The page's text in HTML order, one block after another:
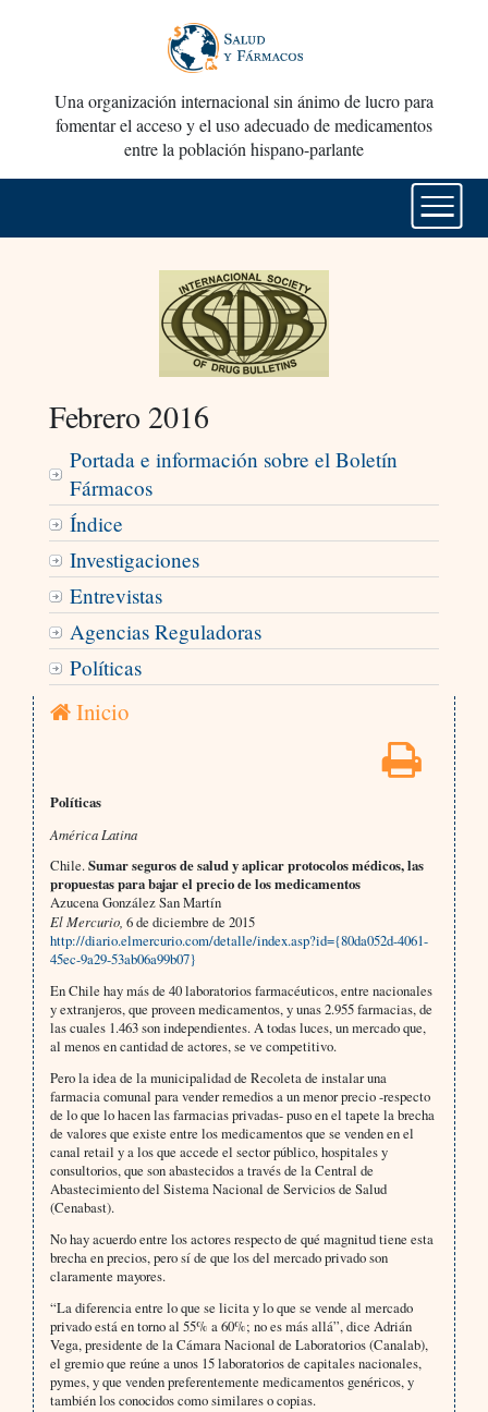
Una organización internacional sin ánimo de lucro para
fomentar el acceso y el uso adecuado de medicamentos
entre la población hispano-parlante
Febrero 2016
Portada e información sobre el Boletín
Fármacos
Índice
Investigaciones
Entrevistas
Agencias Reguladoras
Políticas
Inicio
Políticas
América Latina
Chile.Sumar seguros de salud y aplicar protocolos médicos, las
propuestas para bajar el precio de los medicamentos
Azucena González San Martín
El Mercurio, 6 de diciembre de 2015
http://diario.elmercurio.com/detalle/index.asp?id={80da052d-4061-
45ec-9a29-53ab06a99b07}
En Chile hay más de 40 laboratorios farmacéuticos, entre nacionales
y extranjeros, que proveen medicamentos, y unas 2.955 farmacias, de
las cuales 1.463 son independientes. A todas luces, un mercado que,
al menos en cantidad de actores, se ve competitivo.
Pero la idea de la municipalidad de Recoleta de instalar una
farmacia comunal para vender remedios a un menor precio -respecto
de lo que lo hacen las farmacias privadas- puso en el tapete la brecha
de valores que existe entre los medicamentos que se venden en el
canal retail y a los que accede el sector público, hospitales y
consultorios, que son abastecidos a través de la Central de
Abastecimiento del Sistema Nacional de Servicios de Salud
(Cenabast).
No hay acuerdo entre los actores respecto de qué magnitud tiene esta
brecha en precios, pero sí de que los del mercado privado son
claramente mayores.
“La diferencia entre lo que se licita y lo que se vende al mercado
privado está en torno al 55% a 60%; no es más allá”, dice Adrián
Vega, presidente de la Cámara Nacional de Laboratorios (Canalab),
el gremio que reúne a unos 15 laboratorios de capitales nacionales,
pymes, y que venden preferentemente medicamentos genéricos, y
también los conocidos como similares o copias.